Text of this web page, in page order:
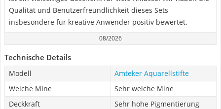
Qualität und Benutzerfreundlichkeit dieses Sets
insbesondere für kreative Anwender positiv bewertet.
08/2026
Technische Details
Modell
Amteker Aquarellstifte
Weiche Mine
Sehr weiche Mine
Deckkraft
Sehr hohe Pigmentierung